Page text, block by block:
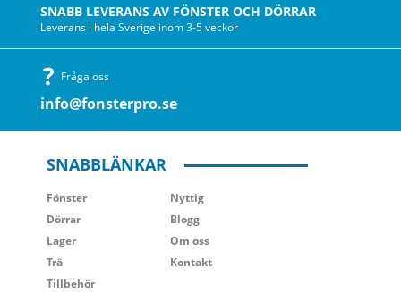
SNABB LEVERANS AV FÖNSTER OCH DÖRRAR
Leverans i hela Sverige inom 3-5 veckor
Fråga oss
info@fonsterpro.se
SNABBLÄNKAR
Fönster
Dörrar
Lager
Trä
Tillbehör
Nyttig
Blogg
Om oss
Kontakt